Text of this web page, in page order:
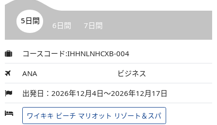
5日間 6日間 7日間
コースコード:IHHNLNHCXB-004
ANA ビジネス
出発日：2026年12月4日～2026年12月17日
ワイキキ ビーチ マリオット リゾート＆スパ